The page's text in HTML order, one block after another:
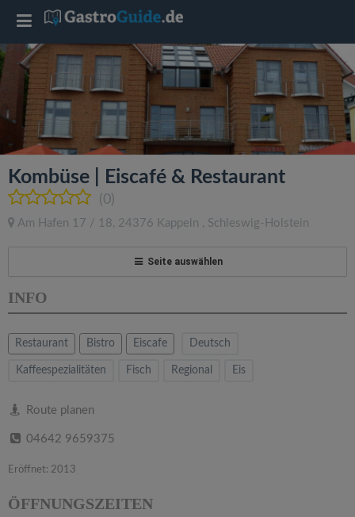
Kombüse | Eiscafé & Restaurant
(0)
Am Hafen 17 / 18, 24376 Kappeln , Schleswig-Holstein
Seite auswählen
INFO
Restaurant Bistro Eiscafe Deutsch
Kaffeespezialitäten Fisch Regional Eis
Route planen
04642 9659375
Eröffnet: 2013
ÖFFNUNGSZEITEN
T
o
g
l
e
a
v
g